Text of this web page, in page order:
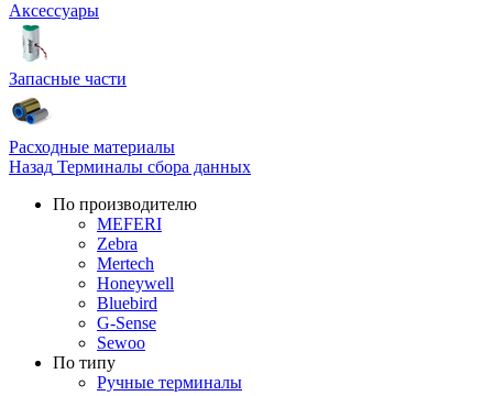
Аксессуары
Запасные части
Расходные материалы
Назад Терминалы сбора данных
По производителю
MEFERI
Zebra
Mertech
Honeywell
Bluebird
G-Sense
Sewoo
По типу
Ручные терминалы